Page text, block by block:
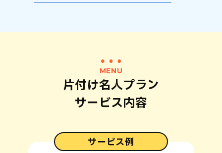
MENU
片付け名人プラン
サービス内容
サービス例